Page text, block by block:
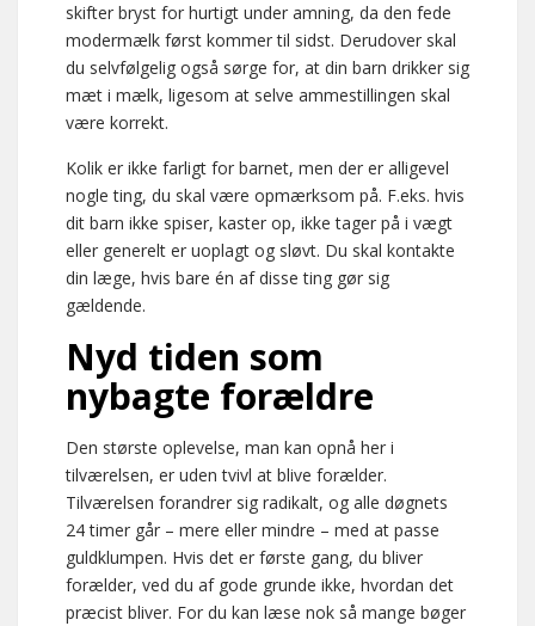
skifter bryst for hurtigt under amning, da den fede
modermælk først kommer til sidst. Derudover skal
du selvfølgelig også sørge for, at din barn drikker sig
mæt i mælk, ligesom at selve ammestillingen skal
være korrekt.
Kolik er ikke farligt for barnet, men der er alligevel
nogle ting, du skal være opmærksom på. F.eks. hvis
dit barn ikke spiser, kaster op, ikke tager på i vægt
eller generelt er uoplagt og sløvt. Du skal kontakte
din læge, hvis bare én af disse ting gør sig
gældende.
Nyd tiden som
nybagte forældre
Den største oplevelse, man kan opnå her i
tilværelsen, er uden tvivl at blive forælder.
Tilværelsen forandrer sig radikalt, og alle døgnets
24 timer går – mere eller mindre – med at passe
guldklumpen. Hvis det er første gang, du bliver
forælder, ved du af gode grunde ikke, hvordan det
præcist bliver. For du kan læse nok så mange bøger